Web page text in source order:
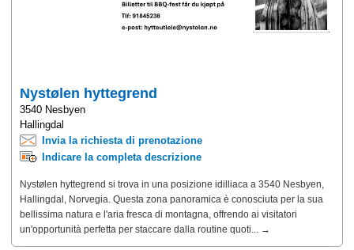
Nystølen hyttegrend
3540 Nesbyen
Hallingdal
Invia la richiesta di prenotazione
Indicare la completa descrizione
Nystølen hyttegrend si trova in una posizione idilliaca a 3540 Nesbyen,
Hallingdal, Norvegia. Questa zona panoramica è conosciuta per la sua
bellissima natura e l'aria fresca di montagna, offrendo ai visitatori
un'opportunità perfetta per staccare dalla routine quoti... →